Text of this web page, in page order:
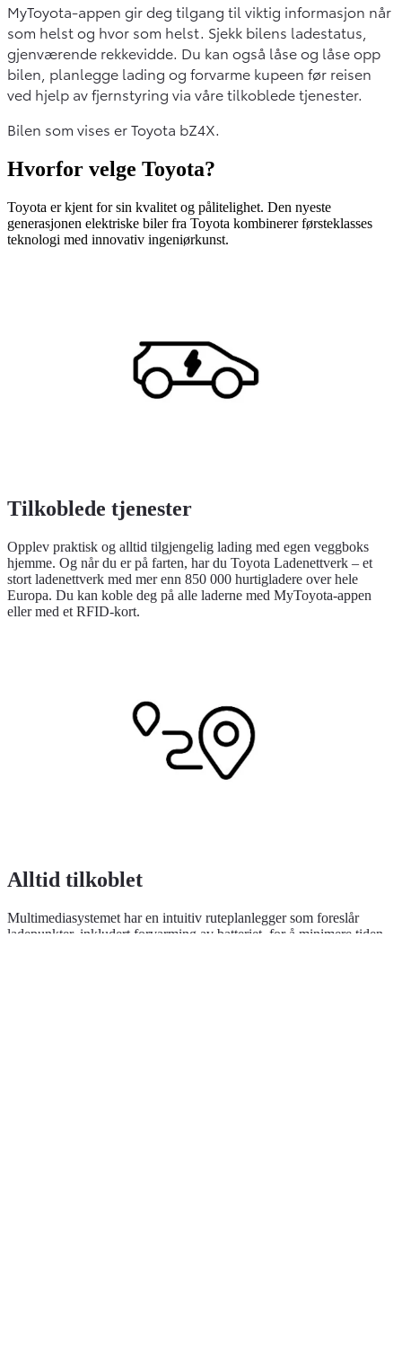
MyToyota-appen gir deg tilgang til viktig informasjon når
som helst og hvor som helst. Sjekk bilens ladestatus,
gjenværende rekkevidde. Du kan også låse og låse opp
bilen, planlegge lading og forvarme kupeen før reisen
ved hjelp av fjernstyring via våre tilkoblede tjenester.
Bilen som vises er Toyota bZ4X.
Hvorfor velge Toyota?
Toyota er kjent for sin kvalitet og pålitelighet. Den nyeste
generasjonen elektriske biler fra Toyota kombinerer førsteklasses
teknologi med innovativ ingeniørkunst.
Tilkoblede tjenester
Opplev praktisk og alltid tilgjengelig lading med egen veggboks
hjemme. Og når du er på farten, har du Toyota Ladenettverk – et
stort ladenettverk med mer enn 850 000 hurtigladere over hele
Europa. Du kan koble deg på alle laderne med MyToyota-appen
eller med et RFID-kort.
Alltid tilkoblet
Multimediasystemet har en intuitiv ruteplanlegger som foreslår
ladepunkter, inkludert forvarming av batteriet, for å minimere tiden